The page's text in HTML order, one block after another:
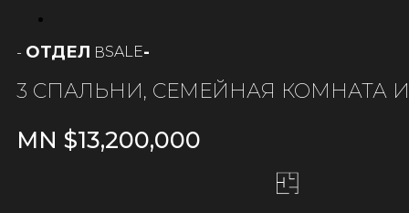
- ОТДЕЛ ВSALE-
3 СПАЛЬНИ, СЕМЕЙНАЯ КОМНАТА
MN $13,200,000